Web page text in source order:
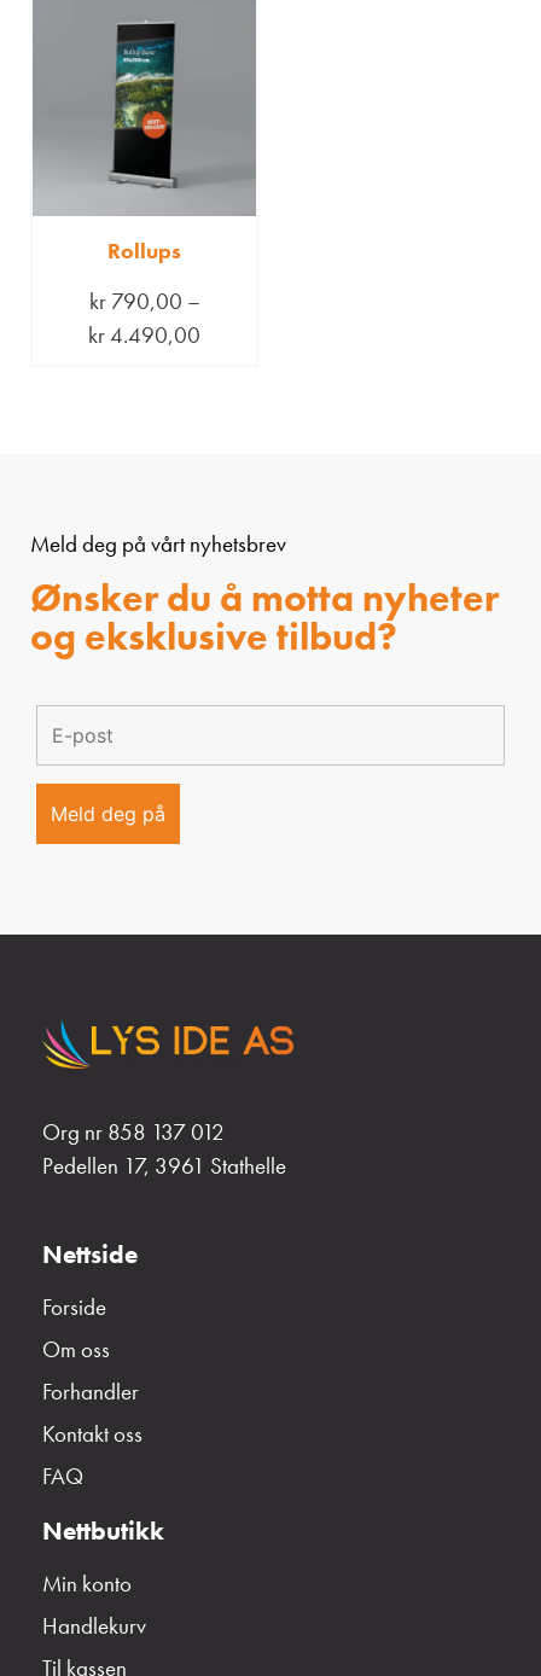
Rollups
kr790,00 –
kr4.490,00
Meld deg på vårt nyhetsbrev
Ønsker du å motta nyheter
og eksklusive tilbud?
Org nr 858 137 012
Pedellen 17, 3961 Stathelle
Nettside
Forside
Om oss
Forhandler
Kontakt oss
FAQ
Nettbutikk
Min konto
Handlekurv
Til kassen